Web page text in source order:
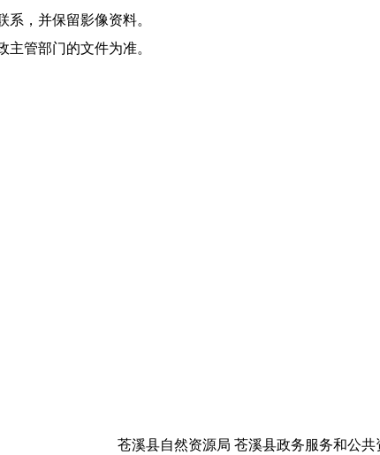
，并保留影像资料。
管部门的文件为准。
苍溪县自然资源局 苍溪县政务服务和公共